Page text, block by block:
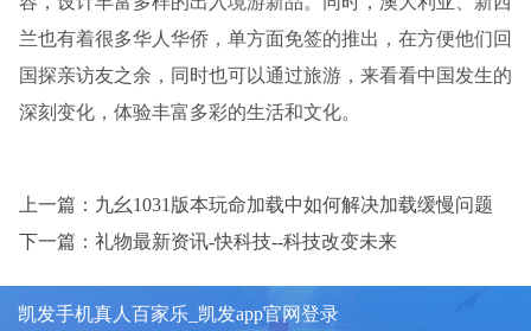
兰也有着很多华人华侨，单方面免签的推出，在方便他们回
国探亲访友之余，同时也可以通过旅游，来看看中国发生的
深刻变化，体验丰富多彩的生活和文化。
上一篇：九幺1031版本玩命加载中如何解决加载缓慢问题
下一篇：礼物最新资讯-快科技--科技改变未来
凯发手机真人百家乐_凯发app官网登录